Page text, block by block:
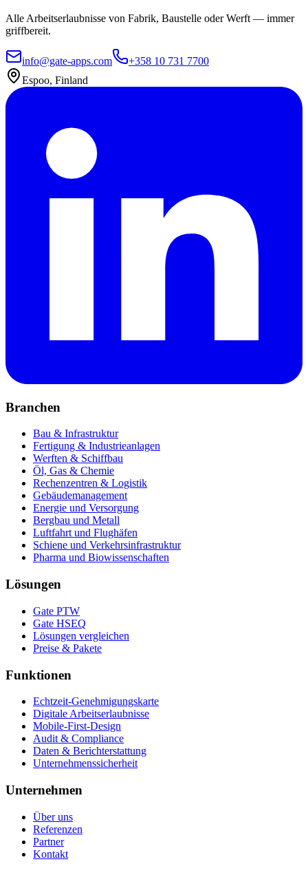
Alle Arbeitserlaubnisse von Fabrik, Baustelle oder Werft — immer
griffbereit.
info@gate-apps.com
+358 10 731 7700
Espoo, Finland
Branchen
Bau & Infrastruktur
Fertigung & Industrieanlagen
Werften & Schiffbau
Öl, Gas & Chemie
Rechenzentren & Logistik
Gebäudemanagement
Energie und Versorgung
Bergbau und Metall
Luftfahrt und Flughäfen
Schiene und Verkehrsinfrastruktur
Pharma und Biowissenschaften
Lösungen
Gate PTW
Gate HSEQ
Lösungen vergleichen
Preise & Pakete
Funktionen
Echtzeit-Genehmigungskarte
Digitale Arbeitserlaubnisse
Mobile-First-Design
Audit & Compliance
Daten & Berichterstattung
Unternehmenssicherheit
Unternehmen
Über uns
Referenzen
Partner
Kontakt